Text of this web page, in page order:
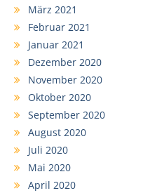
März 2021
Februar 2021
Januar 2021
Dezember 2020
November 2020
Oktober 2020
September 2020
August 2020
Juli 2020
Mai 2020
April 2020